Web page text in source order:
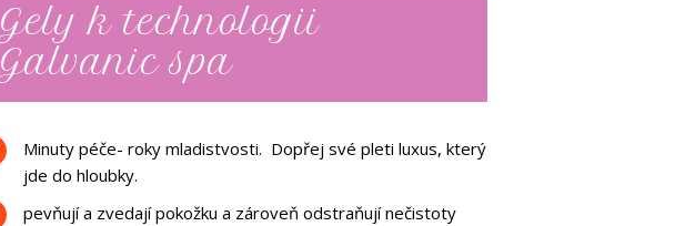
Gely k technologii
Galvanic spa
Minuty péče- roky mladistvosti. Dopřej své pleti luxus, který
jde do hloubky.
pevňují a zvedají pokožku a zároveň odstraňují nečistoty